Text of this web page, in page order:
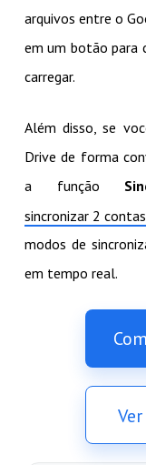
arquivos entre o
em um botão para
carregar.
Além disso, se
Drive de forma
a função
sincronizar 2
modos de
em tempo real.